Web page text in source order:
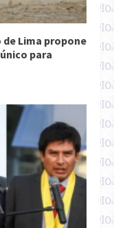
de Lima propone
para